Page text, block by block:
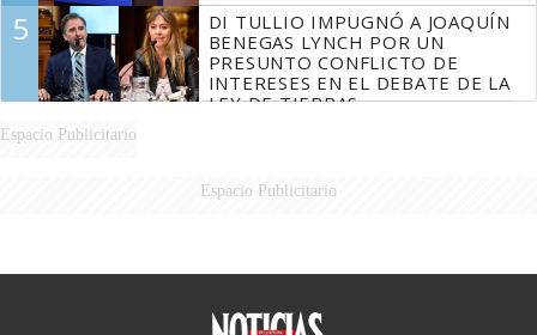
5
DI TULLIO IMPUGNÓ A JOAQUÍN
BENEGAS LYNCH POR UN
PRESUNTO CONFLICTO DE
INTERESES EN EL DEBATE DE LA
LEY DE TIERRAS
Espacio Publicitario
Espacio Publicitario